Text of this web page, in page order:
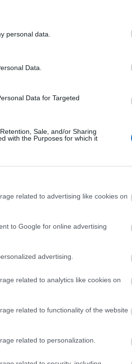
personal data.
Data.
Data for Targeted
Sale, and/or Sharing
with the Purposes for which it
related to advertising like cookies on
to Google for online advertising
advertising.
related to analytics like cookies on
related to functionality of the website
related to personalization.
Κόσμο
Δύο ακόμη
αποφάσεων